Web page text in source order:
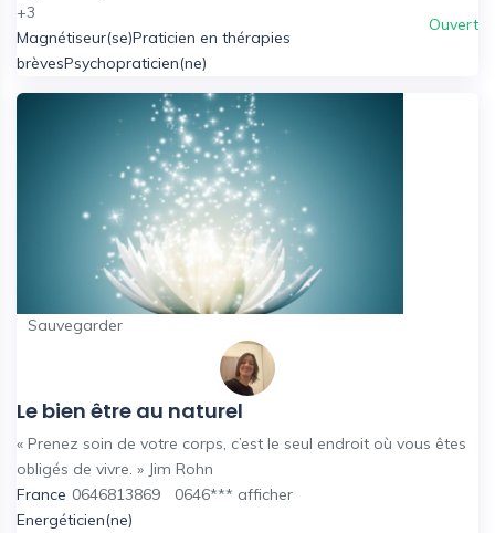
+3
Magnétiseur(se)Praticien en thérapies
brèvesPsychopraticien(ne)
Ouvert
Sauvegarder
Le bien être au naturel
« Prenez soin de votre corps, c’est le seul endroit où vous êtes
obligés de vivre. » Jim Rohn
France 0646813869 0646*** afficher
Energéticien(ne)